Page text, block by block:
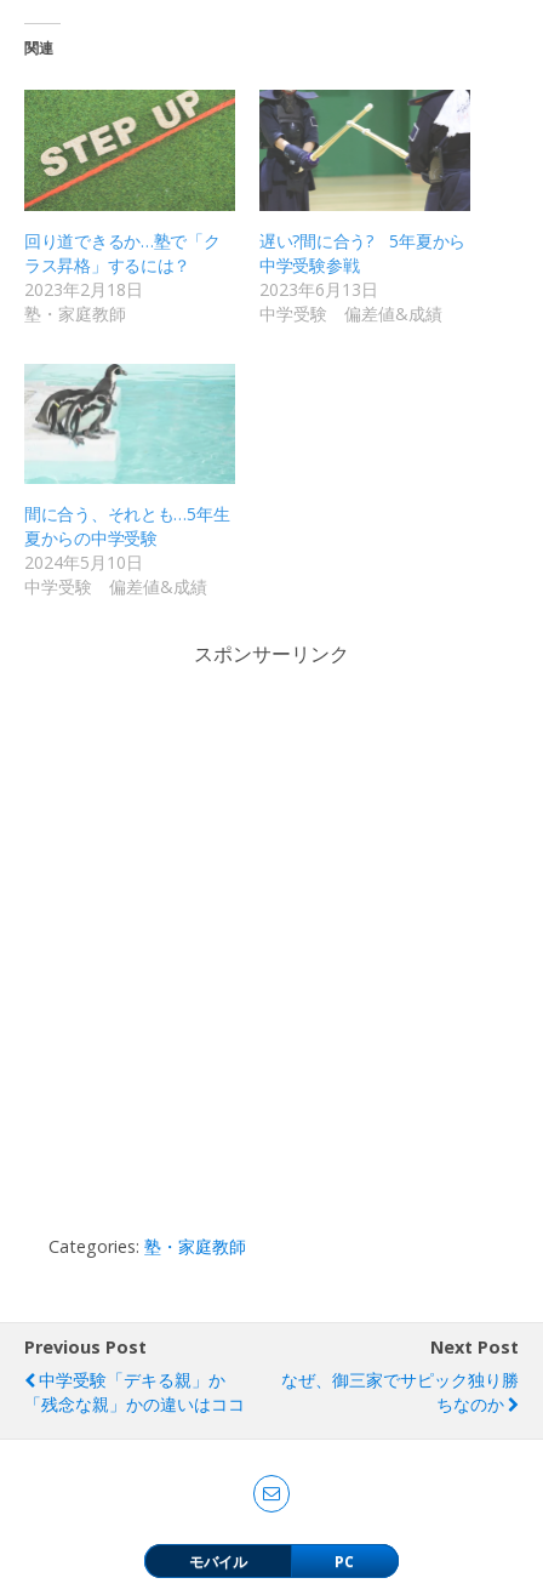
関連
回り道できるか…塾で「ク
ラス昇格」するには？
2023年2月18日
塾・家庭教師
遅い?間に合う? 5年夏から
中学受験参戦
2023年6月13日
中学受験 偏差値&成績
間に合う、それとも…5年生
夏からの中学受験
2024年5月10日
中学受験 偏差値&成績
スポンサーリンク
Categories: 塾・家庭教師
Previous Post
中学受験「デキる親」か
「残念な親」かの違いはココ
Next Post
なぜ、御三家でサピック独り勝
ちなのか
モバイル PC